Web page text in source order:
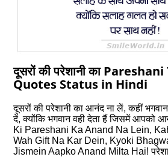
दूसरों की परेशानी का
Quotes Status in Hindi
दूसरों की परेशानी का आनंद ना लें, कहीं
दें, क्‍योंकि भगवान वही देता हैं जिसमें आपको
Ki Pareshani Ka Anand Na Lein,
Wah Gift Na Kar Dein, Kyoki
Jismein Aapko Anand Milta Hai!